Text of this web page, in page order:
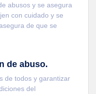
abusos y se asegura
con cuidado y se
de que se
de abuso.
de todos y garantizar
del